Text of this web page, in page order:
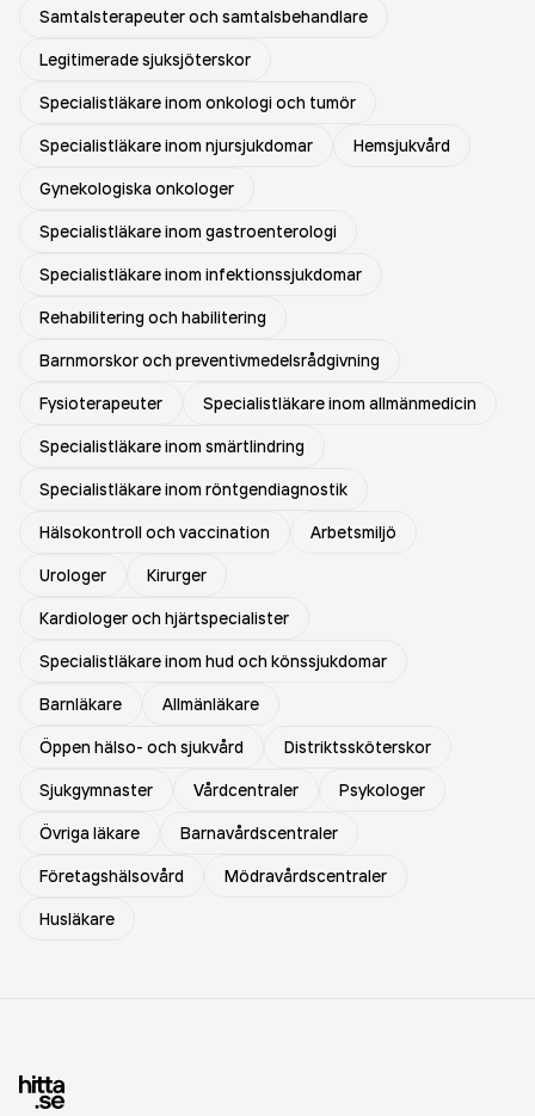
Samtalsterapeuter och samtalsbehandlare
Legitimerade sjuksjöterskor
Specialistläkare inom onkologi och tumör
Specialistläkare inom njursjukdomar
Hemsjukvård
Gynekologiska onkologer
Specialistläkare inom gastroenterologi
Specialistläkare inom infektionssjukdomar
Rehabilitering och habilitering
Barnmorskor och preventivmedelsrådgivning
Fysioterapeuter
Specialistläkare inom allmänmedicin
Specialistläkare inom smärtlindring
Specialistläkare inom röntgendiagnostik
Hälsokontroll och vaccination
Arbetsmiljö
Urologer
Kirurger
Kardiologer och hjärtspecialister
Specialistläkare inom hud och könssjukdomar
Barnläkare
Allmänläkare
Öppen hälso- och sjukvård
Distriktssköterskor
Sjukgymnaster
Vårdcentraler
Psykologer
Övriga läkare
Barnavårdscentraler
Företagshälsovård
Mödravårdscentraler
Husläkare